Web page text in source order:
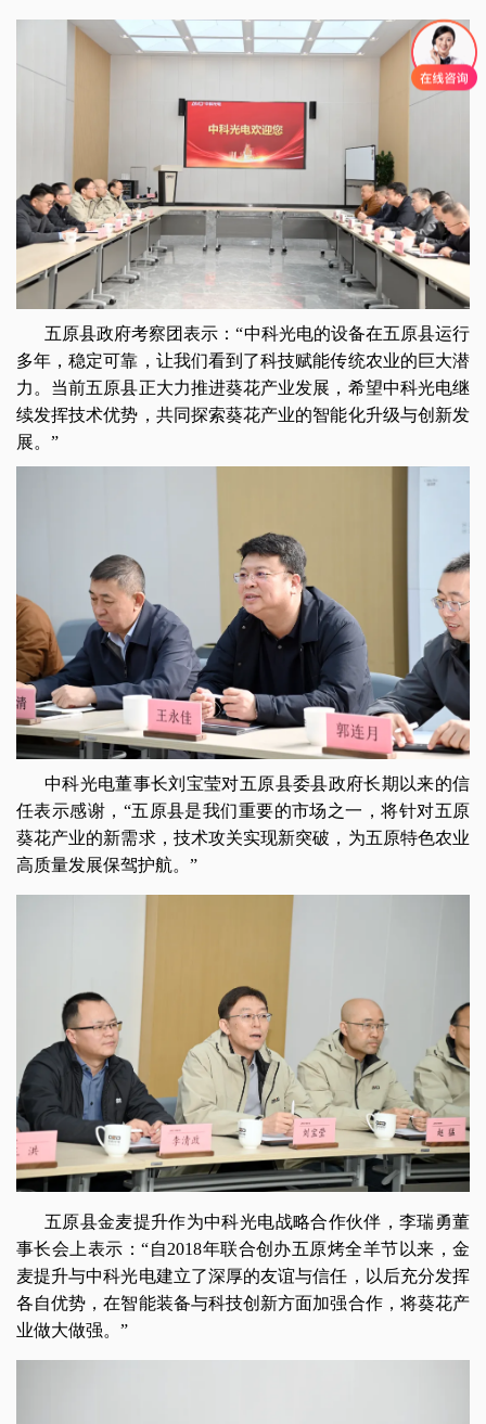
五原县政府考察团表示：“中科光电的设备在五原县运行
多年，稳定可靠，让我们看到了科技赋能传统农业的巨大潜
力。当前五原县正大力推进葵花产业发展，希望中科光电继
续发挥技术优势，共同探索葵花产业的智能化升级与创新发
展。”
中科光电董事长刘宝莹对五原县委县政府长期以来的信
任表示感谢，“五原县是我们重要的市场之一，将针对五原
葵花产业的新需求，技术攻关实现新突破，为五原特色农业
高质量发展保驾护航。”
五原县金麦提升作为中科光电战略合作伙伴，李瑞勇董
事长会上表示：“自2018年联合创办五原烤全羊节以来，金
麦提升与中科光电建立了深厚的友谊与信任，以后充分发挥
各自优势，在智能装备与科技创新方面加强合作，将葵花产
业做大做强。”